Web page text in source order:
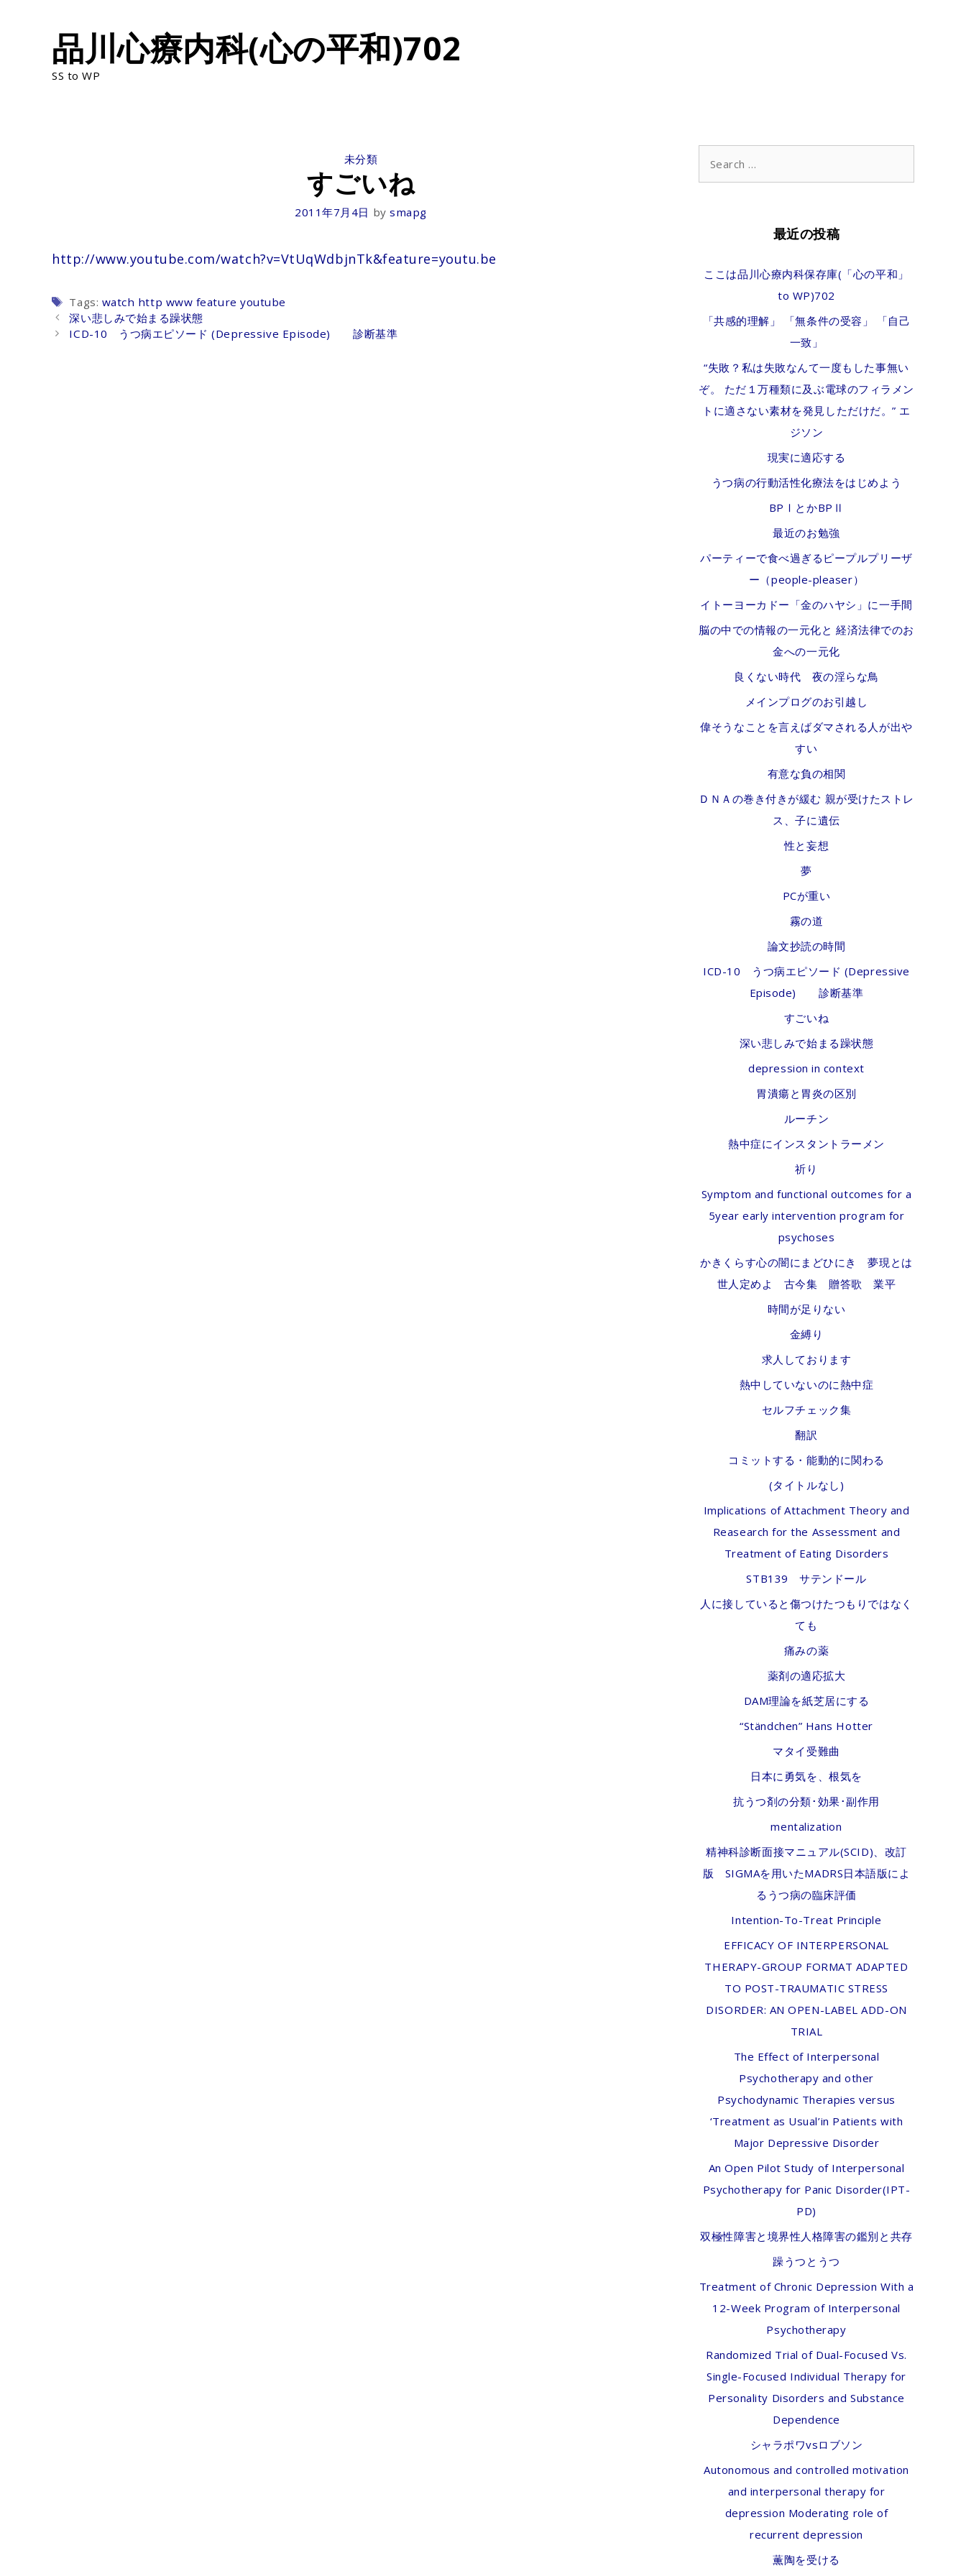
品川心療内科(心の平和)702
SS to WP
CATEGORIES
未分類
すごいね
2011年7月4日 bysmapg
http://www.youtube.com/watch?v=VtUqWdbjnTk&feature=youtu.be
Tags
Tags: watch http www feature youtube
Post
navigation
深い悲しみで始まる躁状態
ICD-10 うつ病エピソード (Depressive Episode) 診断基準
最近の投稿
ここは品川心療内科保存庫(「心の平和」
to WP)702
「共感的理解」 「無条件の受容」 「自己
一致」
“失敗？私は失敗なんて一度もした事無い
ぞ。 ただ１万種類に及ぶ電球のフィラメン
トに適さない素材を発見しただけだ。” エ
ジソン
現実に適応する
うつ病の行動活性化療法をはじめよう
BPⅠとかBPⅡ
最近のお勉強
パーティーで食べ過ぎるピープルプリーザ
ー（people-pleaser）
イトーヨーカドー「金のハヤシ」に一手間
脳の中での情報の一元化と 経済法律でのお
金への一元化
良くない時代 夜の淫らな鳥
メインプログのお引越し
偉そうなことを言えばダマされる人が出や
すい
有意な負の相関
ＤＮＡの巻き付きが緩む 親が受けたストレ
ス、子に遺伝
性と妄想
夢
PCが重い
霧の道
論文抄読の時間
ICD-10 うつ病エピソード (Depressive
Episode) 診断基準
すごいね
深い悲しみで始まる躁状態
depression in context
胃潰瘍と胃炎の区別
ルーチン
熱中症にインスタントラーメン
祈り
Symptom and functional outcomes for a
5year early intervention program for
psychoses
かきくらす心の闇にまどひにき 夢現とは
世人定めよ 古今集 贈答歌 業平
時間が足りない
金縛り
求人しております
熱中していないのに熱中症
セルフチェック集
翻訳
コミットする・能動的に関わる
(タイトルなし)
Implications of Attachment Theory and
Reasearch for the Assessment and
Treatment of Eating Disorders
STB139 サテンドール
人に接していると傷つけたつもりではなく
ても
痛みの薬
薬剤の適応拡大
DAM理論を紙芝居にする
“Ständchen” Hans Hotter
マタイ受難曲
日本に勇気を、根気を
抗うつ剤の分類･効果･副作用
mentalization
精神科診断面接マニュアル(SCID)、改訂
版 SIGMAを用いたMADRS日本語版によ
るうつ病の臨床評価
Intention-To-Treat Principle
EFFICACY OF INTERPERSONAL
THERAPY-GROUP FORMAT ADAPTED
TO POST-TRAUMATIC STRESS
DISORDER: AN OPEN-LABEL ADD-ON
TRIAL
The Effect of Interpersonal
Psychotherapy and other
Psychodynamic Therapies versus
‘Treatment as Usual’in Patients with
Major Depressive Disorder
An Open Pilot Study of Interpersonal
Psychotherapy for Panic Disorder(IPT-
PD)
双極性障害と境界性人格障害の鑑別と共存
躁うつとうつ
Treatment of Chronic Depression With a
12-Week Program of Interpersonal
Psychotherapy
Randomized Trial of Dual-Focused Vs.
Single-Focused Individual Therapy for
Personality Disorders and Substance
Dependence
シャラポワvsロブソン
Autonomous and controlled motivation
and interpersonal therapy for
depression Moderating role of
recurrent depression
薫陶を受ける